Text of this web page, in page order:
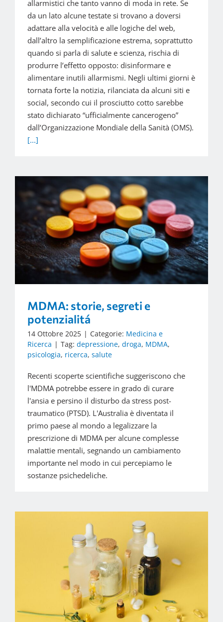
allarmistici che tanto vanno di moda in rete. Se
da un lato alcune testate si trovano a doversi
adattare alla velocità e alle logiche del web,
dall’altro la semplificazione estrema, soprattutto
quando si parla di salute e scienza, rischia di
produrre l’effetto opposto: disinformare e
alimentare inutili allarmismi. Negli ultimi giorni è
tornata forte la notizia, rilanciata da alcuni siti e
social, secondo cui il prosciutto cotto sarebbe
stato dichiarato “ufficialmente cancerogeno”
dall’Organizzazione Mondiale della Sanità (OMS).
[...]
MDMA: storie, segreti e
potenzialitá
14 Ottobre 2025 | Categorie: Medicina e
Ricerca | Tag: depressione, droga, MDMA,
psicologia, ricerca, salute
Recenti scoperte scientifiche suggeriscono che
l'MDMA potrebbe essere in grado di curare
l'ansia e persino il disturbo da stress post-
traumatico (PTSD). L'Australia è diventata il
primo paese al mondo a legalizzare la
prescrizione di MDMA per alcune complesse
malattie mentali, segnando un cambiamento
importante nel modo in cui percepiamo le
sostanze psichedeliche.